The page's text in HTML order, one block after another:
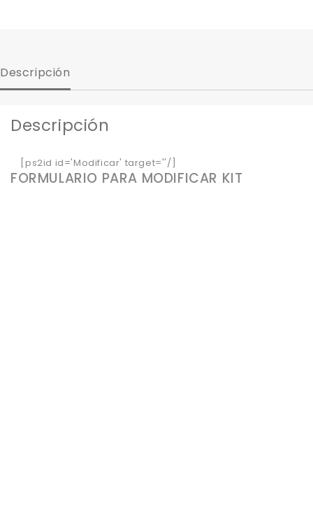
Descripción
Descripción
[ps2id id='Modificar' target=''/]
FORMULARIO PARA MODIFICAR KIT